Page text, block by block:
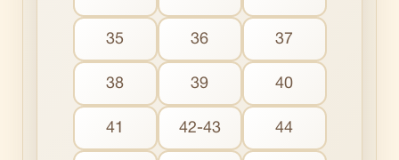
35 36 37
38 39 40
41 42-43 44